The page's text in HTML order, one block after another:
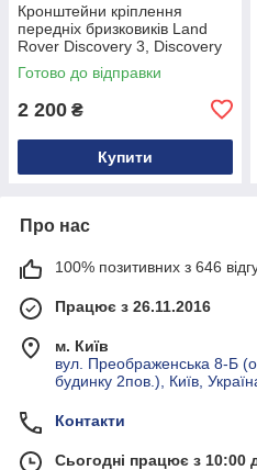
Кронштейни кріплення
передніх бризковиків Land
Rover Discovery 3, Discovery
4 з нержавіючої сталі
CAS500010PCL
Готово до відправки
2 200 ₴
Купити
Про нас
100% позитивних з 646
Працює з 26.11.2016
м. Київ
вул. Преображенська 8-Б
будинку 2пов.), Київ,
Контакти
Сьогодні працює з 10:00